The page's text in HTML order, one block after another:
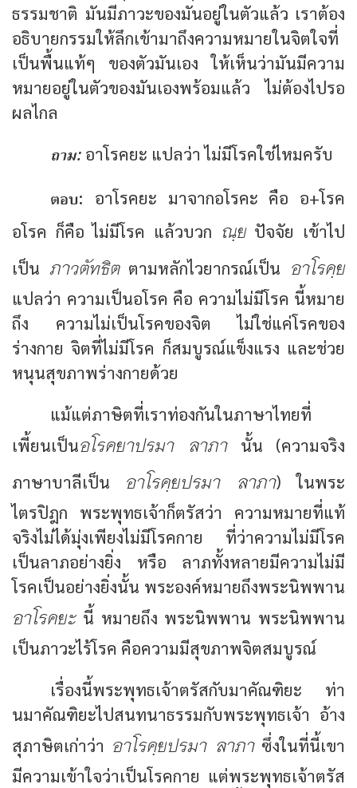
ธรรมชาติ มันมีภาวะของมันอยู่ในตัวแล้ว เราต้อง
อธิบายกรรมให้ลึกเข้ามาถึงความหมายในจิตใจที่
เป็นพื้นแท้ๆ ของตัวมันเอง ให้เห็นว่ามันมีความ
หมายอยู่ในตัวของมันเองพร้อมแล้ว ไม่ต้องไปรอ
ผลไกล
ถาม: อาโรคยะ แปลว่า ไม่มีโรคใช่ไหมครับ
ตอบ: อาโรคยะ มาจากอโรคะ คือ อ+โรค
อโรค ก็คือ ไม่มีโรค แล้วบวก ณฺยปัจจัย เข้าไป
เป็น ภาวตัทธิตตามหลักไวยากรณ์เป็น อาโรคฺย
แปลว่า ความเป็นอโรค คือ ความไม่มีโรค นี้หมาย
ถึง ความไม่เป็นโรคของจิต ไม่ใช่แค่โรคของ
ร่างกาย จิตที่ไม่มีโรค ก็สมบูรณ์แข็งแรง และช่วย
หนุนสุขภาพร่างกายด้วย
แม้แต่ภาษิตที่เราท่องกันในภาษาไทยที่
เพี้ยนเป็นอโรคยาปรมา ลาภานั้น (ความจริง
ภาษาบาลีเป็น อาโรคฺยปรมา ลาภา) ในพระ
ไตรปิฎก พระพุทธเจ้าก็ตรัสว่า ความหมายที่แท้
จริงไม่ได้มุ่งเพียงไม่มีโรคกาย ที่ว่าความไม่มีโรค
เป็นลาภอย่างยิ่ง หรือ ลาภทั้งหลายมีความไม่มี
โรคเป็นอย่างยิ่งนั้น พระองค์หมายถึงพระนิพพาน
อาโรคยะนี้ หมายถึง พระนิพพาน พระนิพพาน
เป็นภาวะไร้โรค คือความมีสุขภาพจิตสมบูรณ์
เรื่องนี้พระพุทธเจ้าตรัสกับมาคัณฑิยะ ท่า
นมาคัณฑิยะไปสนทนาธรรมกับพระพุทธเจ้า อ้าง
สุภาษิตเก่าว่า อาโรคฺยปรมา ลาภาซึ่งในที่นี้เขา
มีความเข้าใจว่าเป็นโรคกาย แต่พระพุทธเจ้าตรัส